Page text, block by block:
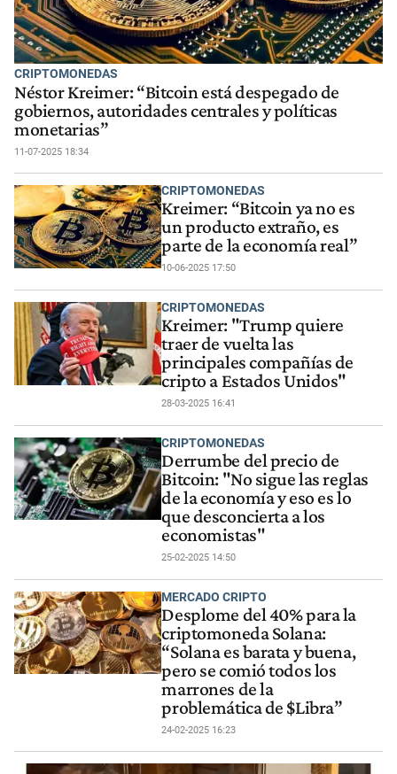
CRIPTOMONEDAS
Néstor Kreimer: “Bitcoin está despegado de
gobiernos, autoridades centrales y políticas
monetarias”
11-07-2025 18:34
CRIPTOMONEDAS
Kreimer: “Bitcoin ya no es
un producto extraño, es
parte de la economía real”
10-06-2025 17:50
CRIPTOMONEDAS
Kreimer: "Trump quiere
traer de vuelta las
principales compañías de
cripto a Estados Unidos"
28-03-2025 16:41
CRIPTOMONEDAS
Derrumbe del precio de
Bitcoin: "No sigue las reglas
de la economía y eso es lo
que desconcierta a los
economistas"
25-02-2025 14:50
MERCADO CRIPTO
Desplome del 40% para la
criptomoneda Solana:
“Solana es barata y buena,
pero se comió todos los
marrones de la
problemática de $Libra”
24-02-2025 16:23